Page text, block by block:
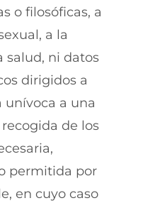
o filosóficas, a
a la
salud, ni datos
dirigidos a
a una
de los
permitida por
en cuyo caso